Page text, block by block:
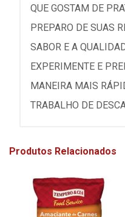
QUE GOSTAM DE
PREPARO DE SUAS
SABOR E A
EXPERIMENTE E
MANEIRA MAIS
TRABALHO DE
Produtos Relacionados